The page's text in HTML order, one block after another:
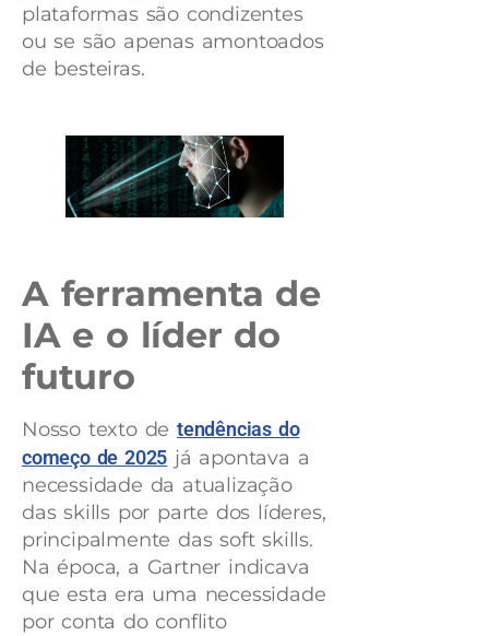
plataformas são condizentes
ou se são apenas amontoados
de besteiras.
A ferramenta de
IA e o líder do
futuro
Nosso texto de tendências do
começo de 2025 já apontava a
necessidade da atualização
das skills por parte dos líderes,
principalmente das soft skills.
Na época, a Gartner indicava
que esta era uma necessidade
por conta do conflito